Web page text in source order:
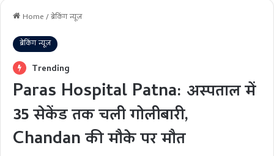
Home/ब्रेकिंग न्यूज़
ब्रेकिंग न्यूज़
Trending
Paras Hospital Patna: अस्पताल में
35 सेकेंड तक चली गोलीबारी,
Chandan की मौके पर मौत